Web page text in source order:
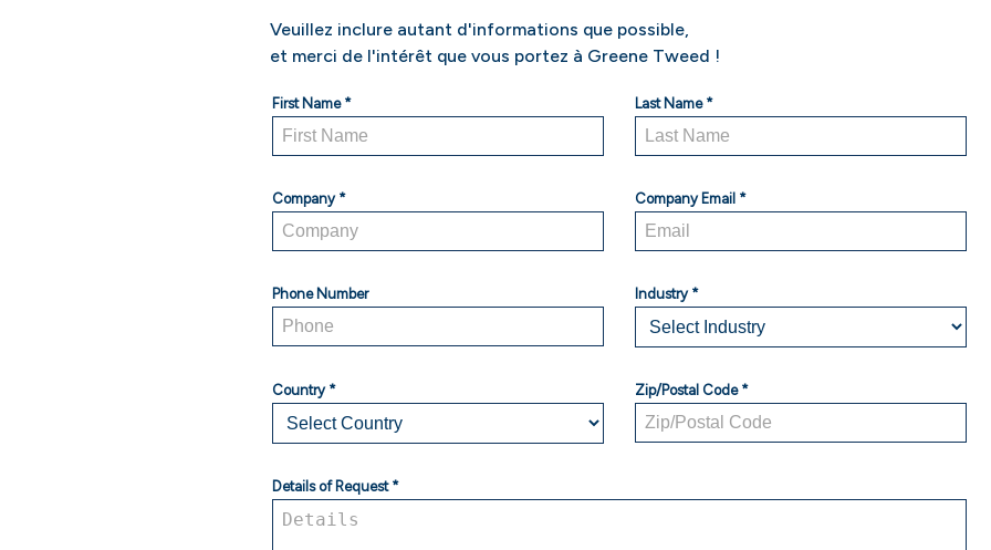
Veuillez inclure autant d'informations que possible,
et merci de l'intérêt que vous portez à Greene Tweed !